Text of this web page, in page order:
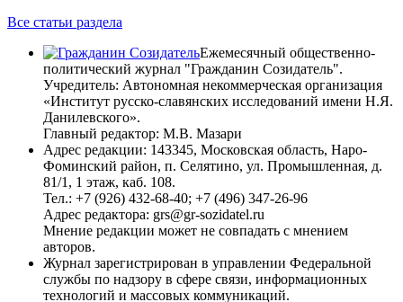
Все статьи раздела
Ежемесячный общественно-
политический журнал "Гражданин Созидатель".
Учредитель: Автономная некоммерческая организация
«Институт русско-славянских исследований имени Н.Я.
Данилевского».
Главный редактор: М.В. Мазари
Адрес редакции: 143345, Московская область, Наро-
Фоминский район, п. Селятино, ул. Промышленная, д.
81/1, 1 этаж, каб. 108.
Тел.: +7 (926) 432-68-40; +7 (496) 347-26-96
Адрес редактора: grs@gr-sozidatel.ru
Мнение редакции может не совпадать с мнением
авторов.
Журнал зарегистрирован в управлении Федеральной
службы по надзору в сфере связи, информационных
технологий и массовых коммуникаций.